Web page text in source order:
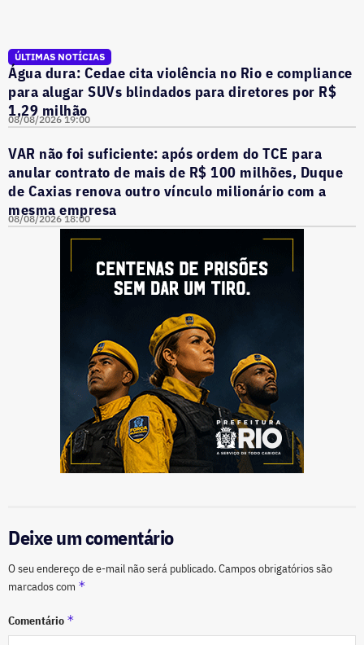
ÚLTIMAS NOTÍCIAS
Água dura: Cedae cita violência no Rio e compliance
para alugar SUVs blindados para diretores por R$
1,29 milhão
08/08/2026 19:00
VAR não foi suficiente: após ordem do TCE para
anular contrato de mais de R$ 100 milhões, Duque
de Caxias renova outro vínculo milionário com a
mesma empresa
08/08/2026 18:00
Deixe um comentário
O seu endereço de e-mail não será publicado.Campos obrigatórios são
marcados com *
Comentário *